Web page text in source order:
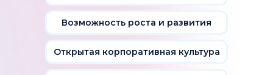
Возможность роста и развития
Открытая корпоративная культура